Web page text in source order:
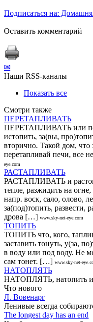
Подписаться на:
Оставить комментарий
✉
Наши RSS-каналы
Показать все
Смотри также
ПЕРЕТАПЛИВАТЬ
ПЕРЕТАПЛИВАТЬ или
истопить, за(вы,
вторично. Такой дом, что
перетапливай печи, все
eye.com
РАСТАПЛИВАТЬ
РАСТАПЛИВАТЬ и
тепле, разжидить на
напр. воск, сало, олово,
за(под)топить, развести,
дрова […] www.sky-net-eye.com
ТОПИТЬ
ТОПИТЬ что, кого,
заставить тонуть, у(за,
в воду или под воду. Не
сам тонет. […] www.sky-net-
НАТОПЛЯТЬ
НАТОПЛЯТЬ, натопить и
Что нового
Л. Вовенарг
Ленивые всегда
The longest day has an end